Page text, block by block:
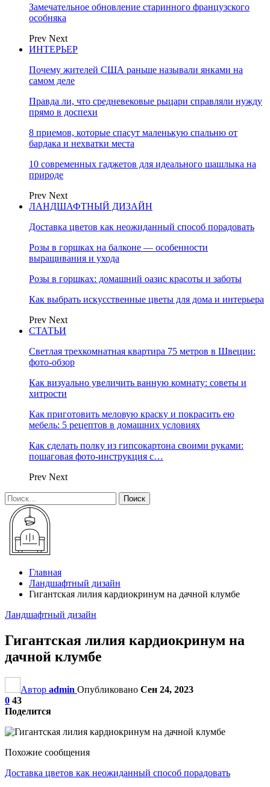
Замечательное обновление старинного французского
особняка
Prev Next
ИНТЕРЬЕР
Почему жителей США раньше называли янками на
самом деле
Правда ли, что средневековые рыцари справляли нужду
прямо в доспехи
8 приемов, которые спасут маленькую спальню от
бардака и нехватки места
10 современных гаджетов для идеального шашлыка на
природе
Prev Next
ЛАНДШАФТНЫЙ ДИЗАЙН
Доставка цветов как неожиданный способ порадовать
Розы в горшках на балконе — особенности
выращивания и ухода
Розы в горшках: домашний оазис красоты и заботы
Как выбрать искусственные цветы для дома и интерьера
Prev Next
СТАТЬИ
Светлая трехкомнатная квартира 75 метров в Швеции:
фото-обзор
Как визуально увеличить ванную комнату: советы и
хитрости
Как приготовить меловую краску и покрасить ею
мебель: 5 рецептов в домашних условиях
Как сделать полку из гипсокартона своими руками:
пошаговая фото-инструкция с…
Prev Next
Главная
Ландшафтный дизайн
Гигантская лилия кардиокринум на дачной клумбе
Ландшафтный дизайн
Гигантская лилия кардиокринум на
дачной клумбе
Автор admin Опубликовано Сен 24, 2023
0 43
Поделится
Похожие сообщения
Доставка цветов как неожиданный способ порадовать